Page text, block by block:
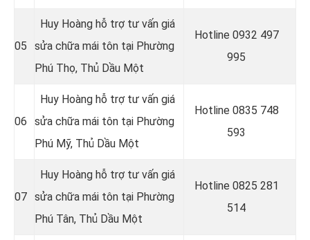
05
Huy Hoàng hỗ trợ tư vấn giá
sửa chữa mái tôn tại Phường
Phú Thọ, Thủ Dầu Một
Hotline 0932 497
995
06
Huy Hoàng hỗ trợ tư vấn giá
sửa chữa mái tôn tại Phường
Phú Mỹ, Thủ Dầu Một
Hotline 0835 748
593
07
Huy Hoàng hỗ trợ tư vấn giá
sửa chữa mái tôn tại Phường
Phú Tân, Thủ Dầu Một
Hotline 0825 281
514